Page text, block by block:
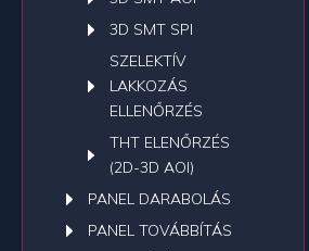
3D SMT SPI
SZELEKTÍV
LAKKOZÁS
ELLENŐRZÉS
THT ELENŐRZÉS
(2D-3D AOI)
PANEL DARABOLÁS
PANEL TOVÁBBÍTÁS